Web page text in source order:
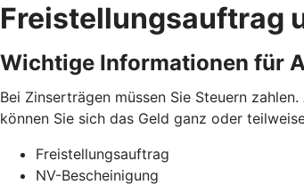
Freistellungsauftrag
Wichtige Informationen für
Bei Zinserträgen müssen Sie Steuern
können Sie sich das Geld ganz oder
Freistellungsauftrag
NV-Bescheinigung